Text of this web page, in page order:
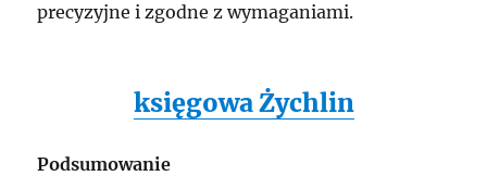
precyzyjne i zgodne z wymaganiami.
księgowa Żychlin
Podsumowanie